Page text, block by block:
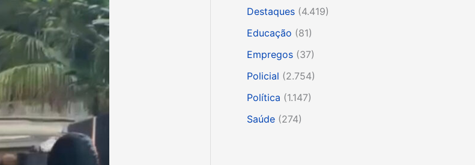
Destaques (4.419)
Educação (81)
Empregos (37)
Policial (2.754)
Política (1.147)
Saúde (274)